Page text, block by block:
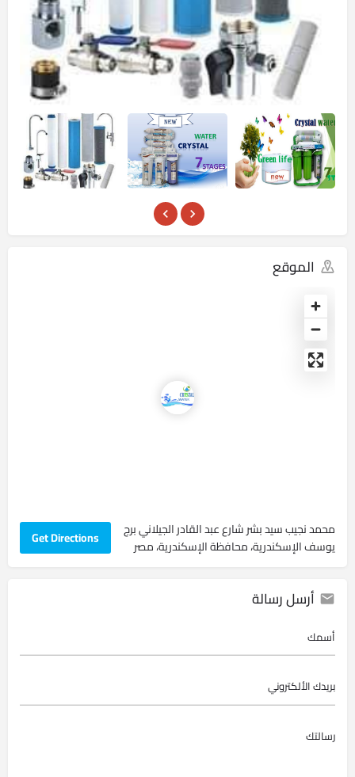
الموقع
محمد نجيب سيد بشر شارع عبد القادر الجيلاني برج
يوسف ‏الإسكندرية‏، ‏محافظة الإسكندرية‏، ‏مصر‏
Get Directions
أرسل رسالة